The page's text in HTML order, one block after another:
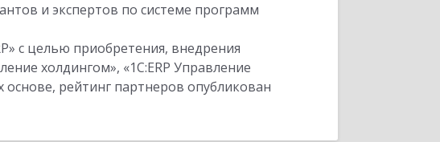
и экспертов по системе программ
с целью приобретения, внедрения
холдингом», «1С:ERP Управление
рейтинг партнеров опубликован